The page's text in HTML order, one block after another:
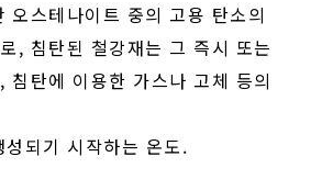
오스테나이트 중의 고용 탄소의
, 침탄된 철강재는 그 즉시 또는
탄에 이용한 가스나 고체 등의
되기 시작하는 온도.